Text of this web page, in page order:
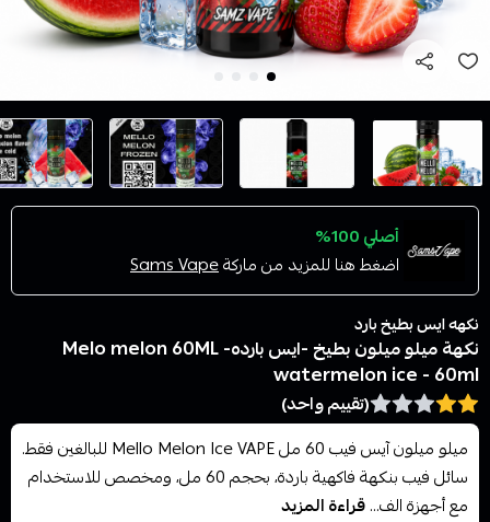
أصلي 100%
اضغط هنا للمزيد من ماركةSams Vape
نكهه ايس بطيخ بارد
نكهة ميلو ميلون بطيخ -ايس بارده- 60ML‏ Melo melon
watermelon ice - 60ml
(تقييم واحد)
ميلو ميلون آيس فيب 60 مل Mello Melon Ice VAPE للبالغين فقط.
سائل فيب بنكهة فاكهية باردة، بحجم 60 مل، ومخصص للاستخدام
مع أجهزة الف...قراءة المزيد